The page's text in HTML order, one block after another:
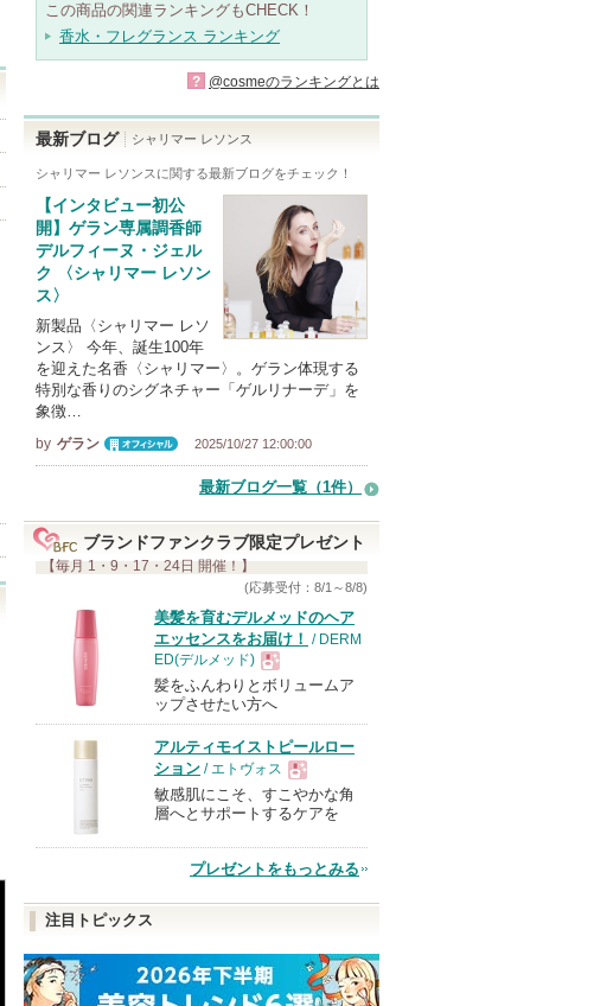
この商品の関連ランキングもCHECK！
香水・フレグランス ランキング
? @cosmeのランキングとは
最新ブログ シャリマー レソンス
シャリマー レソンス に関する最新ブログをチェック！
【インタビュー初公
開】ゲラン専属調香師
デルフィーヌ・ジェル
ク 〈シャリマー レソン
ス〉
新製品〈シャリマー レソ
ンス〉 今年、誕生100年
を迎えた名香〈シャリマー〉。ゲラン体現する
特別な香りのシグネチャー「ゲルリナーデ」を
象徴…
by ゲラン
2025/10/27 12:00:00
最新ブログ一覧（1件）
ブランドファンクラブ限定プレゼント
【毎月 1・9・17・24日 開催！】
(応募受付：8/1～8/8)
美髪を育むデルメッドのヘア
エッセンスをお届け！ / DERM
ED(デルメッド)
現
品
髪をふんわりとボリュームア
ップさせたい方へ
アルティモイストピールロー
ション / エトヴォス
現
品
敏感肌にこそ、すこやかな角
層へとサポートするケアを
プレゼントをもっとみる
注目トピックス